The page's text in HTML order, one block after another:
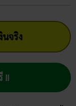
จริง
!!